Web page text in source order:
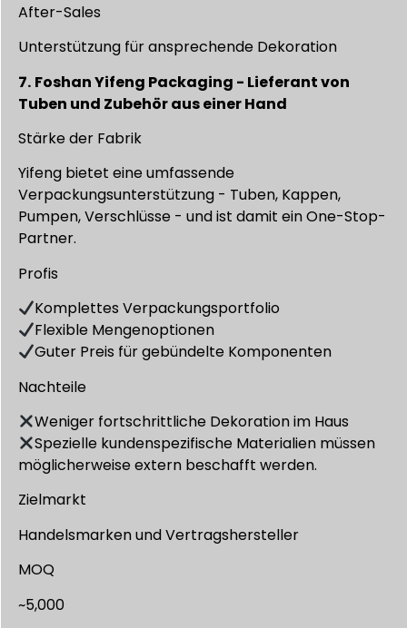
After-Sales
Unterstützung für ansprechende Dekoration
7. Foshan Yifeng Packaging - Lieferant von
Tuben und Zubehör aus einer Hand
Stärke der Fabrik
Yifeng bietet eine umfassende
Verpackungsunterstützung - Tuben, Kappen,
Pumpen, Verschlüsse - und ist damit ein One-Stop-
Partner.
Profis
Komplettes Verpackungsportfolio
Flexible Mengenoptionen
Guter Preis für gebündelte Komponenten
Nachteile
Weniger fortschrittliche Dekoration im Haus
Spezielle kundenspezifische Materialien müssen
möglicherweise extern beschafft werden.
Zielmarkt
Handelsmarken und Vertragshersteller
MOQ
~5,000